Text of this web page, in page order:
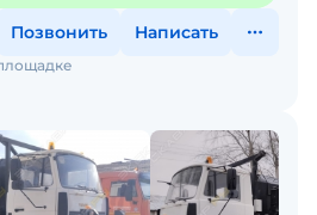
Позвонить Написать